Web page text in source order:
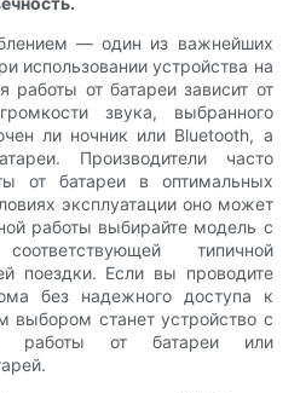
— один из важнейших
использовании устройства на
работы от батареи зависит от
звука, выбранного
ли ночник или Bluetooth, а
Производители часто
от батареи в оптимальных
эксплуатации оно может
работы выбирайте модель с
типичной
поездки. Если вы проводите
без надежного доступа к
выбором станет устройство с
работы от батареи или